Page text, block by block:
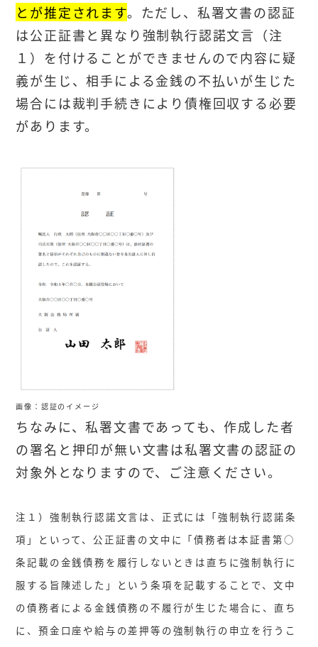
とが推定されます。ただし、私署文書の認証
は公正証書と異なり強制執行認諾文言（注
１）を付けることができませんので内容に疑
義が生じ、相手による金銭の不払いが生じた
場合には裁判手続きにより債権回収する必要
があります。
画像：認証のイメージ
ちなみに、私署文書であっても、作成した者
の署名と押印が無い文書は私署文書の認証の
対象外となりますので、ご注意ください。
注１）強制執行認諾文言は、正式には「強制執行認諾条
項」といって、公正証書の文中に「債務者は本証書第○
条記載の金銭債務を履行しないときは直ちに強制執行に
服する旨陳述した」という条項を記載することで、文中
の債務者による金銭債務の不履行が生じた場合に、直ち
に、預金口座や給与の差押等の強制執行の申立を行うこ